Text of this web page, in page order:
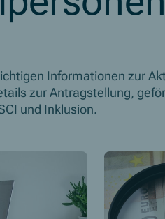
Informationen zur
zur Antragstellung,
und Inklusion.